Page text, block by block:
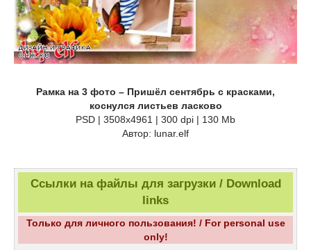
Рамка на 3 фото – Пришёл сентябрь с красками,
коснулся листьев ласково
PSD | 3508х4961 | 300 dpi | 130 Mb
Автор: lunar.elf
Ссылки на файлы для загрузки / Download
links
Только для личного пользования! / For personal use
only!